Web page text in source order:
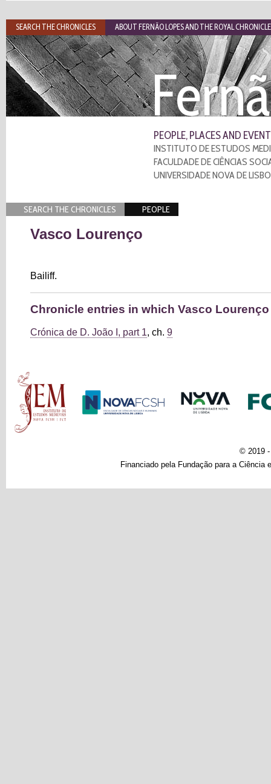
PEOPLE, PLACES AND
INSTITUTO DE ESTUDOS
FACULDADE DE CIÊNCIAS
UNIVERSIDADE NOVA DE
SEARCH THE CHRONICLES PEOPLE
Vasco Lourenço
Bailiff.
Chronicle entries in which Vasco
Crónica de D. João I, part 1, ch. 9
Main menu
SEARCH THE CHRONICLES ABOUT FERNÃO LOPES AND THE ROYAL
© 2019 -
Financiado pela Fundação para a Ciência